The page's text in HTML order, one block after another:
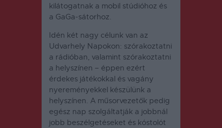
kilátogatnak a mobil stúdióhoz és
a GaGa-sátorhoz.
Idén két nagy célunk van az
Udvarhely Napokon: szórakoztatni
a rádióban, valamint szórakoztatni
a helyszínen – éppen ezért
érdekes játékokkal és vagány
nyereményekkel készülünk a
helyszínen. A műsorvezetők pedig
egész nap szolgáltatják a jobbnál
jobb beszélgetéseket és kóstolót